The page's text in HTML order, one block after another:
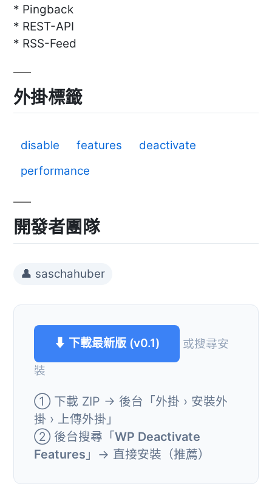
* Pingback
* REST-API
* RSS-Feed
外掛標籤
disable features
deactivate
performance
開發者團隊
👤 saschahuber
⬇ 下載最新版 (v0.1)
或搜尋安
裝
① 下載 ZIP → 後台「外掛 › 安裝外
掛 › 上傳外掛」
② 後台搜尋「WP Deactivate
Features 」→ 直接安裝（推薦）